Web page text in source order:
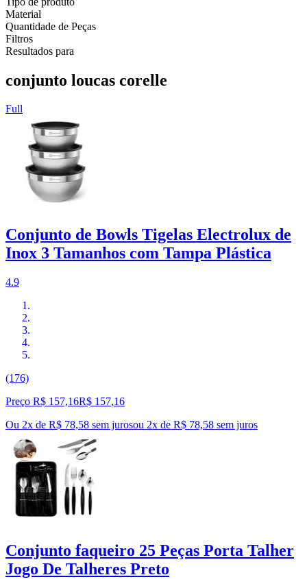
Material
Quantidade de Peças
Filtros
Resultados para
conjunto loucas corelle
Full
Conjunto de Bowls Tigelas Electrolux de
Inox 3 Tamanhos com Tampa Plástica
4.9
(176)
Preço R$ 157,16R$ 157,16
Ou 2x de R$ 78,58 sem jurosou 2x de R$ 78,58 sem juros
Conjunto faqueiro 25 Peças Porta Talher
Jogo De Talheres Preto